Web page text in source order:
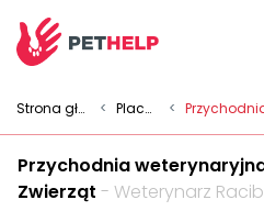
Placówki
Zaloguj się
Strona główna < Placówki <
Przychodnia
Zwierząt - Weterynarz